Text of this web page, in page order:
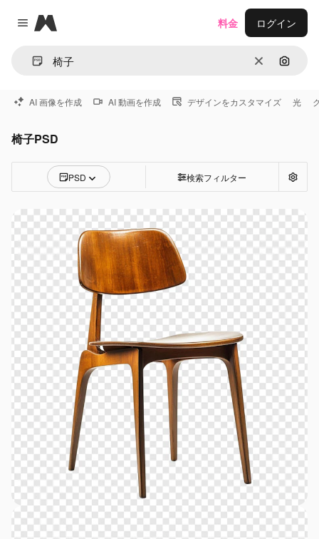
Close menu
Magnific
消去 画像で
料金 ログイン
AI 画像を作成 AI 動画を作成 デザインをカスタマイズ 光
椅子PSD
PSD 検索フィルター